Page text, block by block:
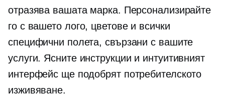
отразява вашата марка. Персонализирайте
го с вашето лого, цветове и всички
специфични полета, свързани с вашите
услуги. Ясните инструкции и интуитивният
интерфейс ще подобрят потребителското
изживяване.